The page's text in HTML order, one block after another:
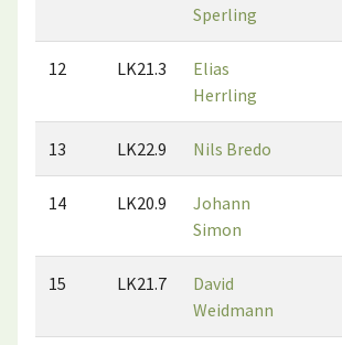
Sperling
12 LK21.3
Elias
Herrling
13 LK22.9 Nils Bredo
14 LK20.9
Johann
Simon
15 LK21.7
David
Weidmann